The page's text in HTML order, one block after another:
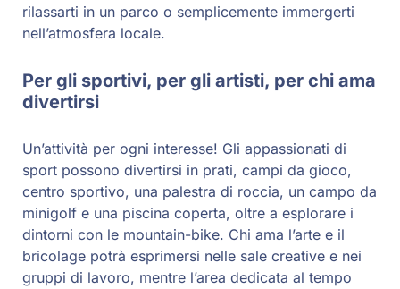
rilassarti in un parco o semplicemente immergerti
nell’atmosfera locale.
Per gli sportivi, per gli artisti, per chi ama
divertirsi
Un’attività per ogni interesse! Gli appassionati di
sport possono divertirsi in prati, campi da gioco,
centro sportivo, una palestra di roccia, un campo da
minigolf e una piscina coperta, oltre a esplorare i
dintorni con le mountain-bike. Chi ama l’arte e il
bricolage potrà esprimersi nelle sale creative e nei
gruppi di lavoro, mentre l’area dedicata al tempo